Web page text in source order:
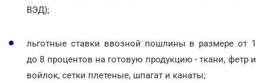
ВЭД);
льготные ставки ввозной пошлины в размере от 1
до 8 процентов на готовую продукцию - ткани, фетр и
войлок, сетки плетеные, шпагат и канаты;